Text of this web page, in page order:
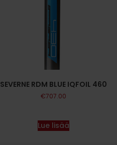
SEVERNE RDM BLUE IQFOIL 460
€707.00
Lue lisää